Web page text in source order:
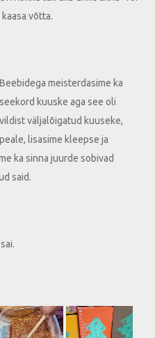
võtta.
Beebidega meisterdasime ka
seekord kuuske aga see oli
vildist väljalõigatud kuuseke,
lisasime kleepse ja
ka sinna juurde sobivad
said.